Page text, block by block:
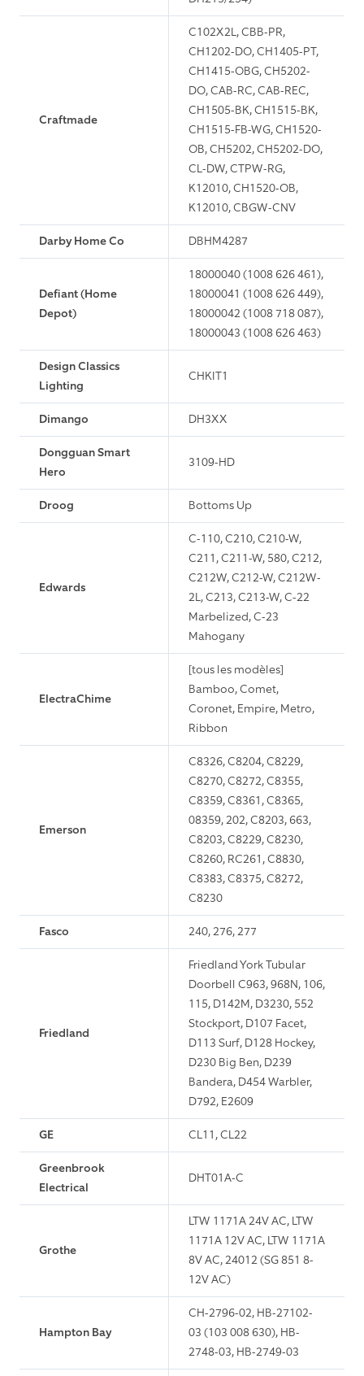
Craftmade
C102X2L, CBB-PR,
CH1202-DO, CH1405-PT,
CH1415-OBG, CH5202-
DO, CAB-RC, CAB-REC,
CH1505-BK, CH1515-BK,
CH1515-FB-WG, CH1520-
OB, CH5202, CH5202-DO,
CL-DW, CTPW-RG,
K12010, CH1520-OB,
K12010, CBGW-CNV
Darby Home Co DBHM4287
Defiant (Home
Depot)
18000040 (1008 626 461),
18000041 (1008 626 449),
18000042 (1008 718 087),
18000043 (1008 626 463)
Design Classics
Lighting
CHKIT1
Dimango DH3XX
Dongguan Smart
Hero
3109-HD
Droog Bottoms Up
Edwards
C-110, C210, C210-W,
C211, C211-W, 580, C212,
C212W, C212-W, C212W-
2L, C213, C213-W, C-22
Marbelized, C-23
Mahogany
ElectraChime
[tous les modèles]
Bamboo, Comet,
Coronet, Empire, Metro,
Ribbon
Emerson
C8326, C8204, C8229,
C8270, C8272, C8355,
C8359, C8361, C8365,
08359, 202, C8203, 663,
C8203, C8229, C8230,
C8260, RC261, C8830,
C8383, C8375, C8272,
C8230
Fasco 240, 276, 277
Friedland
Friedland York Tubular
Doorbell C963, 968N, 106,
115, D142M, D3230, 552
Stockport, D107 Facet,
D113 Surf, D128 Hockey,
D230 Big Ben, D239
Bandera, D454 Warbler,
D792, E2609
GE CL11, CL22
Greenbrook
Electrical
DHT01A-C
Grothe
LTW 1171A 24V AC, LTW
1171A 12V AC, LTW 1171A
8V AC, 24012 (SG 851 8-
12V AC)
Hampton Bay
CH-2796-02, HB-27102-
03 (103 008 630), HB-
2748-03, HB-2749-03